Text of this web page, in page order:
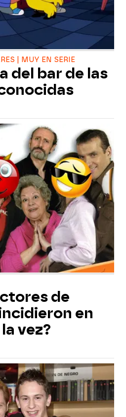
| MUY EN SERIE
del bar de las
de
en
vez?